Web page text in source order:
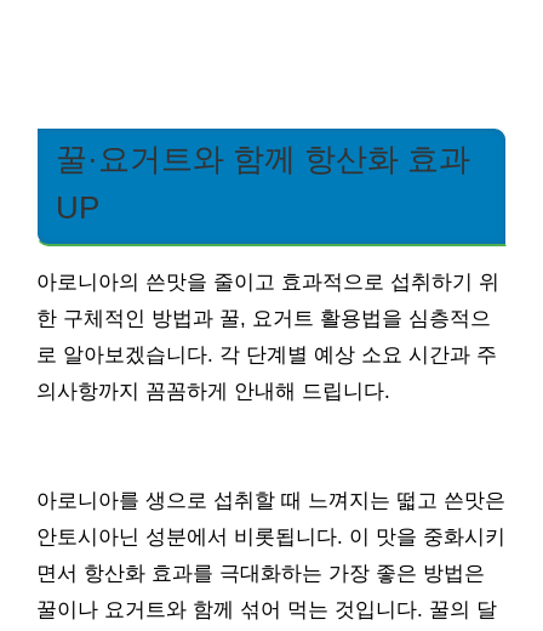
꿀·요거트와 함께 항산화 효과
UP
아로니아의 쓴맛을 줄이고 효과적으로 섭취하기 위
한 구체적인 방법과 꿀, 요거트 활용법을 심층적으
로 알아보겠습니다. 각 단계별 예상 소요 시간과 주
의사항까지 꼼꼼하게 안내해 드립니다.
아로니아를 생으로 섭취할 때 느껴지는 떫고 쓴맛은
안토시아닌 성분에서 비롯됩니다. 이 맛을 중화시키
면서 항산화 효과를 극대화하는 가장 좋은 방법은
꿀이나 요거트와 함께 섞어 먹는 것입니다. 꿀의 달